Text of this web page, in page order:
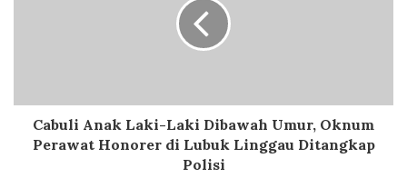
Cabuli Anak Laki-Laki Dibawah Umur, Oknum
Perawat Honorer di Lubuk Linggau Ditangkap
Polisi